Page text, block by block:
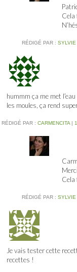
Cela
RÉDIGÉ PAR : SYLVIE
hummm ça me met
les moules, ça rend
RÉDIGÉ PAR : CARMENCITA |
Cela
RÉDIGÉ PAR : SYLVIE
Je vais tester cette
recettes !